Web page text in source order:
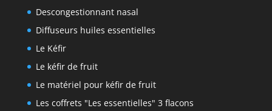
Descongestionnant nasal
Diffuseurs huiles essentielles
Le Kéfir
Le kéfir de fruit
Le matériel pour kéfir de fruit
Les coffrets "Les essentielles" 3 flacons